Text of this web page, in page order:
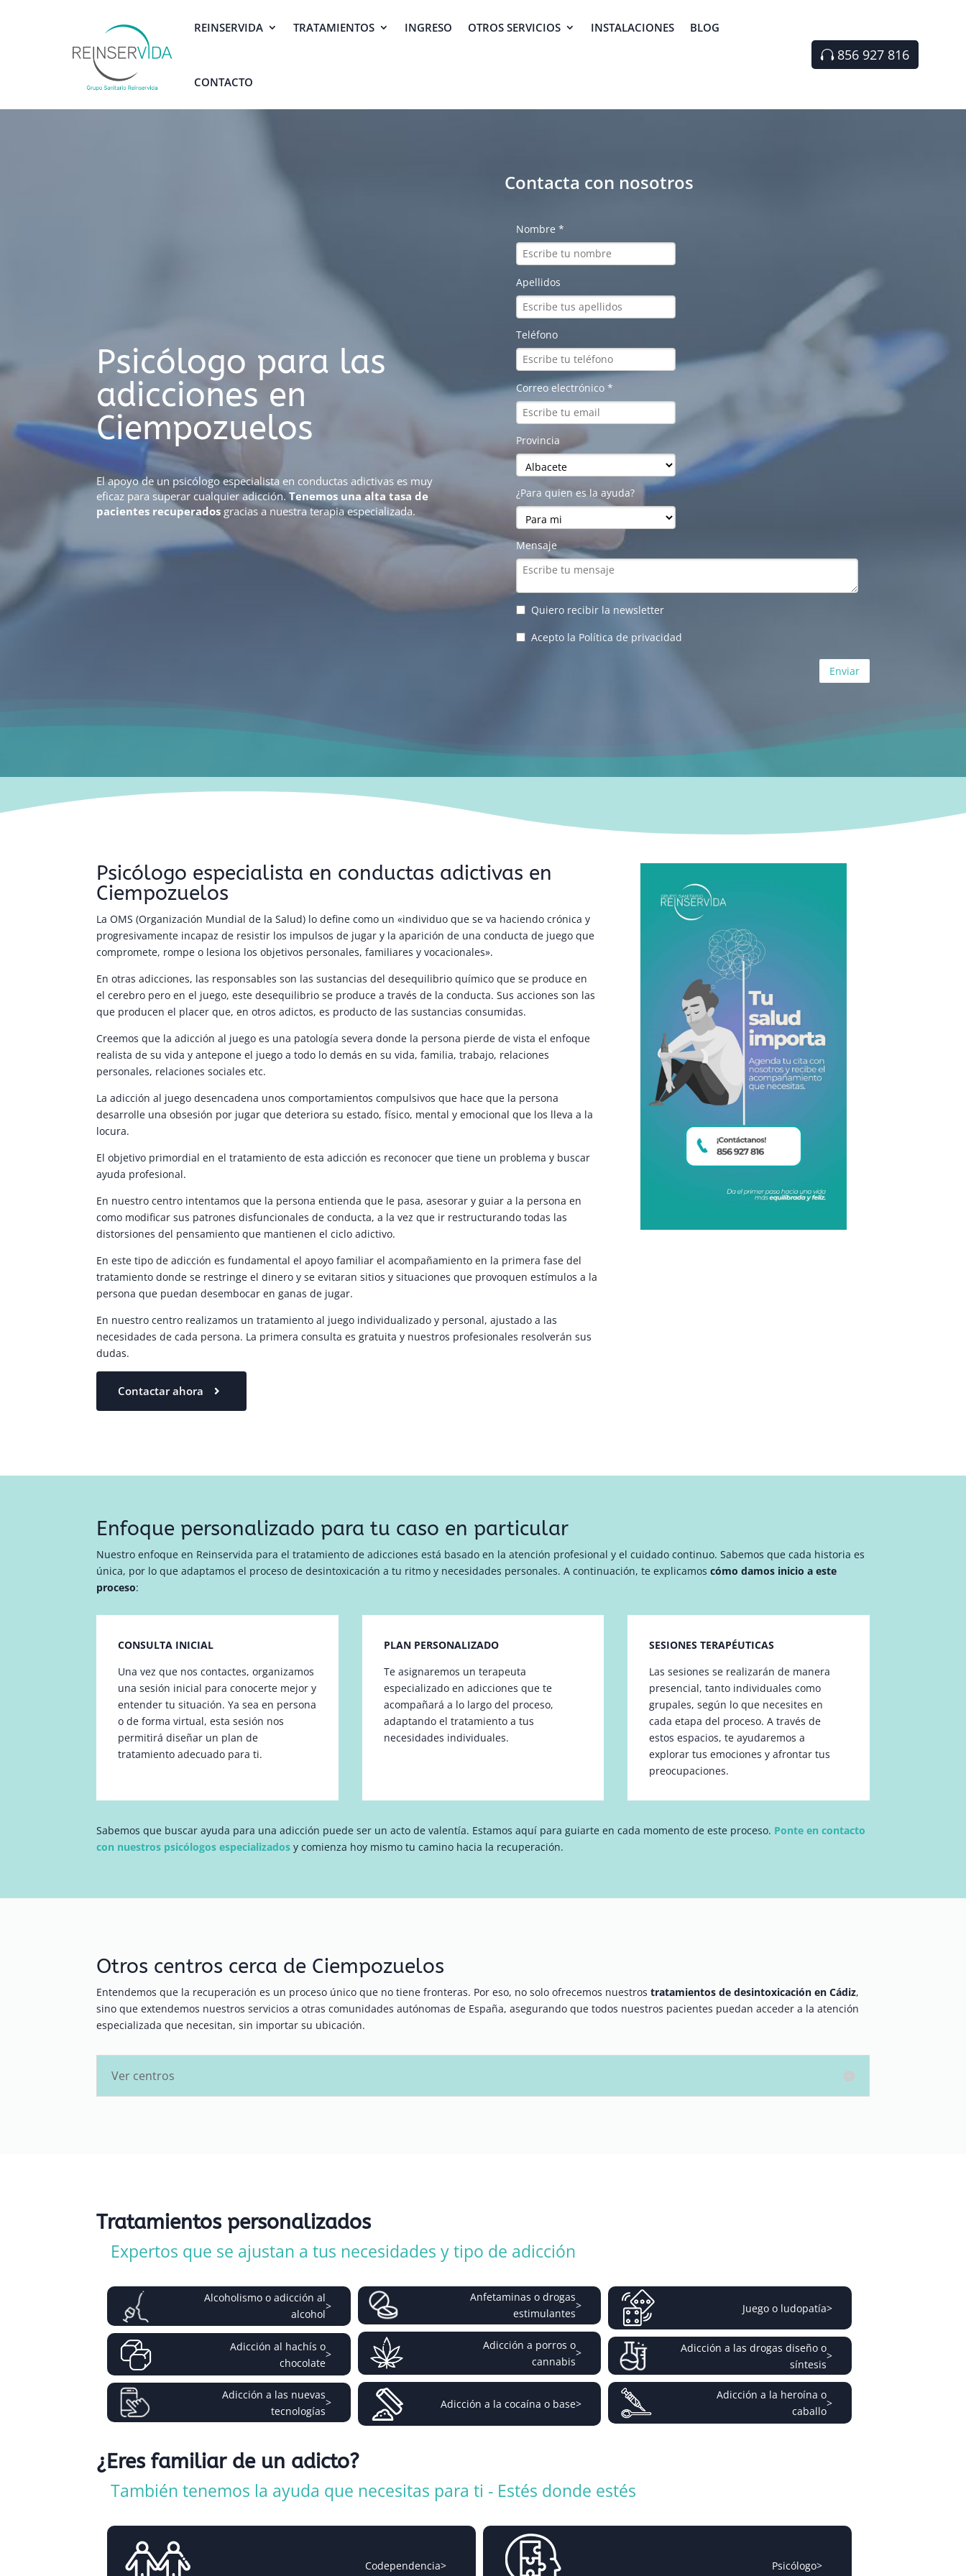
REINSERVIDA TRATAMIENTOS INGRESO OTROS SERVICIOS INSTALACIONES BLOG
CONTACTO
856 927 816
Psicólogo para las
adicciones en
Ciempozuelos
El apoyo de un psicólogo especialista en conductas adictivas es muy
eficaz para superar cualquier adicción.Tenemos una alta tasa de
pacientes recuperados gracias a nuestra terapia especializada.
Contacta con nosotros
Psicólogo especialista en conductas adictivas en
Ciempozuelos
La OMS (Organización Mundial de la Salud) lo define como un «individuo que se va haciendo crónica y
progresivamente incapaz de resistir los impulsos de jugar y la aparición de una conducta de juego que
compromete, rompe o lesiona los objetivos personales, familiares y vocacionales».
En otras adicciones, las responsables son las sustancias del desequilibrio químico que se produce en
el cerebro pero en el juego, este desequilibrio se produce a través de la conducta. Sus acciones son las
que producen el placer que, en otros adictos, es producto de las sustancias consumidas.
Creemos que la adicción al juego es una patología severa donde la persona pierde de vista el enfoque
realista de su vida y antepone el juego a todo lo demás en su vida, familia, trabajo, relaciones
personales, relaciones sociales etc.
La adicción al juego desencadena unos comportamientos compulsivos que hace que la persona
desarrolle una obsesión por jugar que deteriora su estado, físico, mental y emocional que los lleva a la
locura.
El objetivo primordial en el tratamiento de esta adicción es reconocer que tiene un problema y buscar
ayuda profesional.
En nuestro centro intentamos que la persona entienda que le pasa, asesorar y guiar a la persona en
como modificar sus patrones disfuncionales de conducta, a la vez que ir restructurando todas las
distorsiones del pensamiento que mantienen el ciclo adictivo.
En este tipo de adicción es fundamental el apoyo familiar el acompañamiento en la primera fase del
tratamiento donde se restringe el dinero y se evitaran sitios y situaciones que provoquen estímulos a la
persona que puedan desembocar en ganas de jugar.
En nuestro centro realizamos un tratamiento al juego individualizado y personal, ajustado a las
necesidades de cada persona. La primera consulta es gratuita y nuestros profesionales resolverán sus
dudas.
Contactar ahora
Enfoque personalizado para tu caso en particular
Nuestro enfoque en Reinservida para el tratamiento de adicciones está basado en la atención profesional y el cuidado continuo. Sabemos que cada historia es
única, por lo que adaptamos el proceso de desintoxicación a tu ritmo y necesidades personales. A continuación, te explicamos cómo damos inicio a este
proceso:
CONSULTA INICIAL
Una vez que nos contactes, organizamos
una sesión inicial para conocerte mejor y
entender tu situación. Ya sea en persona
o de forma virtual, esta sesión nos
permitirá diseñar un plan de
tratamiento adecuado para ti.
PLAN PERSONALIZADO
Te asignaremos un terapeuta
especializado en adicciones que te
acompañará a lo largo del proceso,
adaptando el tratamiento a tus
necesidades individuales.
SESIONES TERAPÉUTICAS
Las sesiones se realizarán de manera
presencial, tanto individuales como
grupales, según lo que necesites en
cada etapa del proceso. A través de
estos espacios, te ayudaremos a
explorar tus emociones y afrontar tus
preocupaciones.
Sabemos que buscar ayuda para una adicción puede ser un acto de valentía. Estamos aquí para guiarte en cada momento de este proceso. Ponte en contacto
con nuestros psicólogos especializados y comienza hoy mismo tu camino hacia la recuperación.
Otros centros cerca de Ciempozuelos
Entendemos que la recuperación es un proceso único que no tiene fronteras. Por eso, no solo ofrecemos nuestrostratamientos de desintoxicación en Cádiz,
sino que extendemos nuestros servicios a otras comunidades autónomas de España, asegurando que todos nuestros pacientes puedan acceder a la atención
especializada que necesitan, sin importar su ubicación.
Ver centros
Tratamientos personalizados
Expertos que se ajustan a tus necesidades y tipo de adicción
Alcoholismo o adicción al
alcohol
>
Adicción al hachís o
chocolate
>
Adicción a las nuevas
tecnologías
>
Anfetaminas o drogas
estimulantes
>
Adicción a porros o
cannabis
>
Adicción a la cocaína o base>
Juego o ludopatía>
Adicción a las drogas diseño o
síntesis
>
Adicción a la heroína o
caballo
>
¿Eres familiar de un adicto?
También tenemos la ayuda que necesitas para ti - Estés donde estés
Codependencia> Psicólogo>